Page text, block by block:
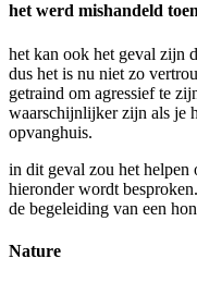
het werd mishandeld
het kan ook het geval zijn
dus het is nu niet zo
getraind om agressief te
waarschijnlijker zijn als je
opvanghuis.
in dit geval zou het helpen
hieronder wordt
de begeleiding van een
Nature